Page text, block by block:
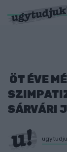
ÖT ÉVE
SÁRVÁRI